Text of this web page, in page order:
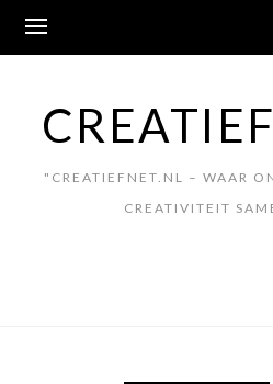
content
"CREATIEFNET.NL – WAAR
CREATIVITEIT